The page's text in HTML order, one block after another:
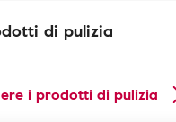
di pulizia
i prodotti di pulizia